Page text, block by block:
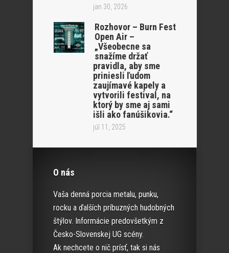
jan 30, 2026
Rozhovor – Burn Fest
Open Air –
„Všeobecne sa
snažíme držať
pravidla, aby sme
priniesli ľudom
zaujímavé kapely a
vytvorili festival, na
ktorý by sme aj sami
išli ako fanúšikovia.“
júl 11, 2025
O nás
Vaša denná porcia metalu, punku,
rocku a ďalších príbuzných hudobných
štýlov. Informácie predovšetkým z
Česko-Slovenskej UG scény.
Ak nechcete o nič prísť, tak si nás